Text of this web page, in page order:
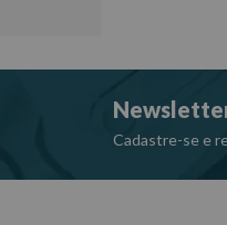
Cadastre-se e